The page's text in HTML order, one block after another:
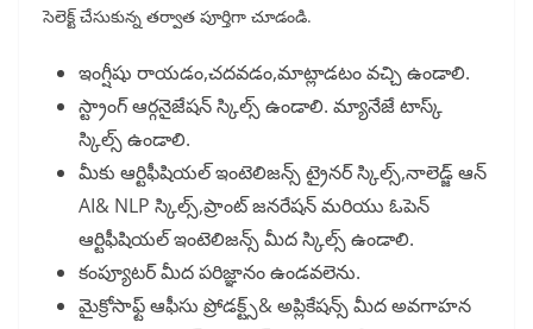
సెలెక్ట్ చేసుకున్న తర్వాత పూర్తిగా చూడండి.
ఇంగ్షీషు రాయడం,చదవడం,మాట్లాడటం వచ్చి ఉండాలి.
స్ట్రాంగ్ ఆర్గనైజేషన్ స్కిల్స్ ఉండాలి. మ్యానేజే టాస్క్
స్కిల్స్ ఉండాలి.
మీకు ఆర్టిఫీషియల్ ఇంటెలిజన్స్ ట్రైనర్ స్కిల్స్,నాలెడ్జ్ ఆన్
AI& NLP స్కిల్స్,ప్రాంట్ జనరేషన్ మరియు ఓపెన్
ఆర్టిఫీషియల్ ఇంటెలిజన్స్ మీద స్కిల్స్ ఉండాలి.
కంప్యూటర్ మీద పరిజ్ఞానం ఉండవలెను.
మైక్రోసాఫ్ట్ ఆఫీసు ప్రోడక్ట్స్& అప్లికేషన్స్ మీద అవగాహన